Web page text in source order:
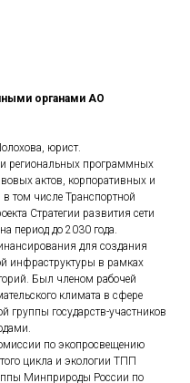
органами АО
юрист.
региональных программных
актов, корпоративных и
в том числе Транспортной
Стратегии развития сети
период до 2030 года.
для создания
инфраструктуры в рамках
Был членом рабочей
климата в сфере
группы государств-участников
по экопросвещению
цикла и экологии ТПП
Минприроды России по